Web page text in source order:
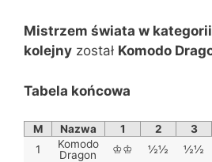
Mistrzem świata w
kolejny został Komodo
Tabela końcowa
M Nazwa 1 2 3
1
Komodo
Dragon
♔♔ ½½ ½½